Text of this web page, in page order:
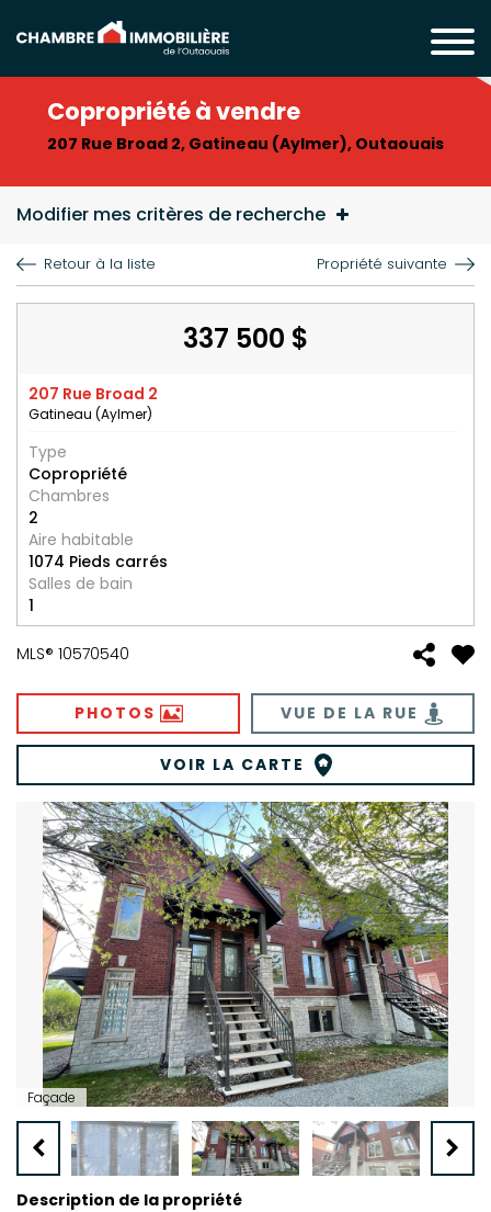
Copropriété à vendre
207 Rue Broad 2, Gatineau (Aylmer), Outaouais
Modifier mes critères de recherche
Retour à la liste Propriété suivante
337 500 $
207 Rue Broad 2
Gatineau (Aylmer)
Type
Copropriété
Chambres
2
Aire habitable
1074 Pieds carrés
Salles de bain
1
MLS® 10570540
PHOTOS VUE DE LA RUE
VOIR LA CARTE
Façade
Description de la propriété